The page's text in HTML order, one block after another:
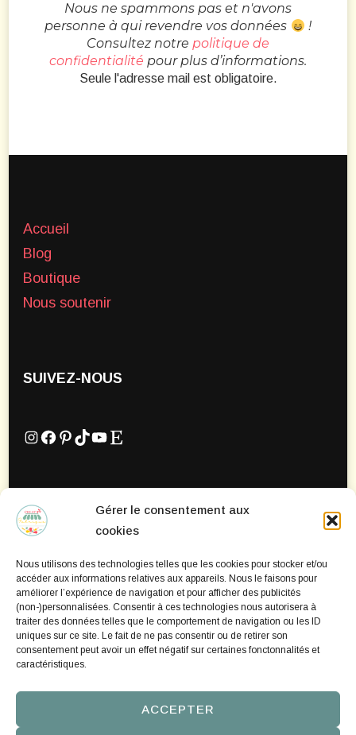
Gérer le consentement aux
cookies
Nous utilisons des technologies telles que les cookies pour stocker et/ou
accéder aux informations relatives aux appareils. Nous le faisons pour
améliorer l’expérience de navigation et pour afficher des publicités
(non-)personnalisées. Consentir à ces technologies nous autorisera à
traiter des données telles que le comportement de navigation ou les ID
uniques sur ce site. Le fait de ne pas consentir ou de retirer son
consentement peut avoir un effet négatif sur certaines fonctonnalités et
caractéristiques.
ACCEPTER
Nous ne spammons pas et n'avons
personne à qui revendre vos données
!
Consultez notre politique de
confidentialité pour plus d’informations.
Seule l'adresse mail est obligatoire.
Accueil
Blog
Boutique
Nous soutenir
SUIVEZ-NOUS
Instagram
Facebook
Pinterest
TikTok
YouTube
Mentions Légales
Politique de cookies